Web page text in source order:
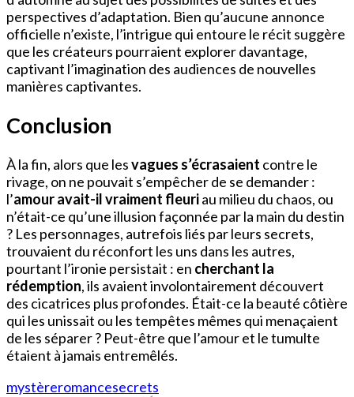
perspectives d’adaptation. Bien qu’aucune annonce
officielle n’existe, l’intrigue qui entoure le récit suggère
que les créateurs pourraient explorer davantage,
captivant l’imagination des audiences de nouvelles
manières captivantes.
Conclusion
À la fin, alors que lesvagues s’écrasaient contre le
rivage, on ne pouvait s’empêcher de se demander :
l’amour avait-il vraiment fleuriau milieu du chaos, ou
n’était-ce qu’une illusion façonnée par la main du destin
? Les personnages, autrefois liés par leurs secrets,
trouvaient du réconfort les uns dans les autres,
pourtant l’ironie persistait : en cherchant la
rédemption, ils avaient involontairement découvert
des cicatrices plus profondes. Était-ce la beauté côtière
qui les unissait ou les tempêtes mêmes qui menaçaient
de les séparer ? Peut-être que l’amour et le tumulte
étaient à jamais entremêlés.
mystèreromancesecrets